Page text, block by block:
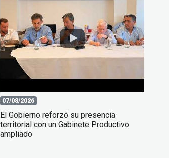
07/08/2026
El Gobierno reforzó su presencia
territorial con un Gabinete Productivo
ampliado